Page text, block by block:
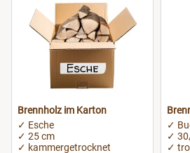
Brennholz im Karton
✓ Esche
✓ 25 cm
✓ kammergetrocknet
✓
✓
✓
Worms